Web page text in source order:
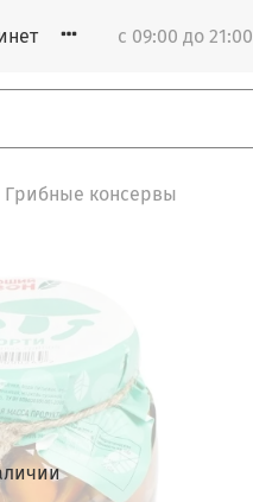
с 09:00 до 21:00
Грибные консервы